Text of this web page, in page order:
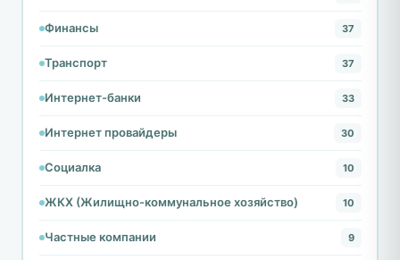
Финансы 37
Транспорт 37
Интернет-банки 33
Интернет провайдеры 30
Социалка 10
ЖКХ (Жилищно-коммунальное хозяйство) 10
Частные компании 9